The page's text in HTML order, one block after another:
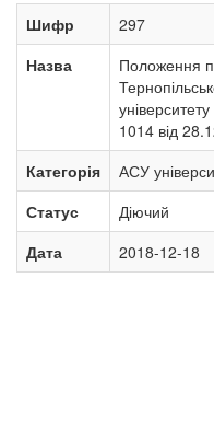
Шифр
297
Назва
Положення
1014 від
Категорія
АСУ
Статус
Діючий
Дата
2018-12-18